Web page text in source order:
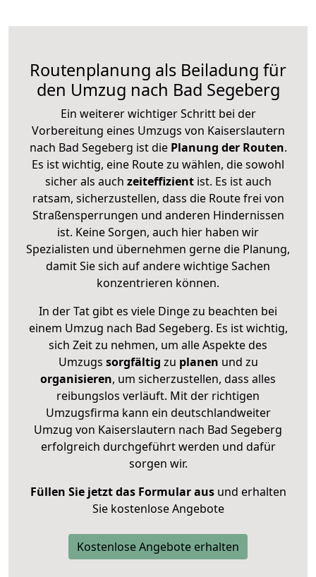
Routenplanung als Beiladung für
den Umzug nach Bad Segeberg
Ein weiterer wichtiger Schritt bei der
Vorbereitung eines Umzugs von Kaiserslautern
nach Bad Segeberg ist diePlanung der Routen.
Es ist wichtig, eine Route zu wählen, die sowohl
sicher als auch zeiteffizientist. Es ist auch
ratsam, sicherzustellen, dass die Route frei von
Straßensperrungen und anderen Hindernissen
ist. Keine Sorgen, auch hier haben wir
Spezialisten und übernehmen gerne die Planung,
damit Sie sich auf andere wichtige Sachen
konzentrieren können.
In der Tat gibt es viele Dinge zu beachten bei
einem Umzug nach Bad Segeberg. Es ist wichtig,
sich Zeit zu nehmen, um alle Aspekte des
Umzugs sorgfältig zu planen und zu
organisieren, um sicherzustellen, dass alles
reibungslos verläuft. Mit der richtigen
Umzugsfirma kann ein deutschlandweiter
Umzug von Kaiserslautern nach Bad Segeberg
erfolgreich durchgeführt werden und dafür
sorgen wir.
Füllen Sie jetzt das Formular ausund erhalten
Sie kostenlose Angebote
Kostenlose Angebote erhalten